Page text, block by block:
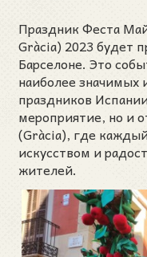
Праздник Феста
Gràcia) 2023 будет
Барселоне. Это
наиболее значимых
праздников
мероприятие, но и
(Gràcia), где
искусством и
жителей.